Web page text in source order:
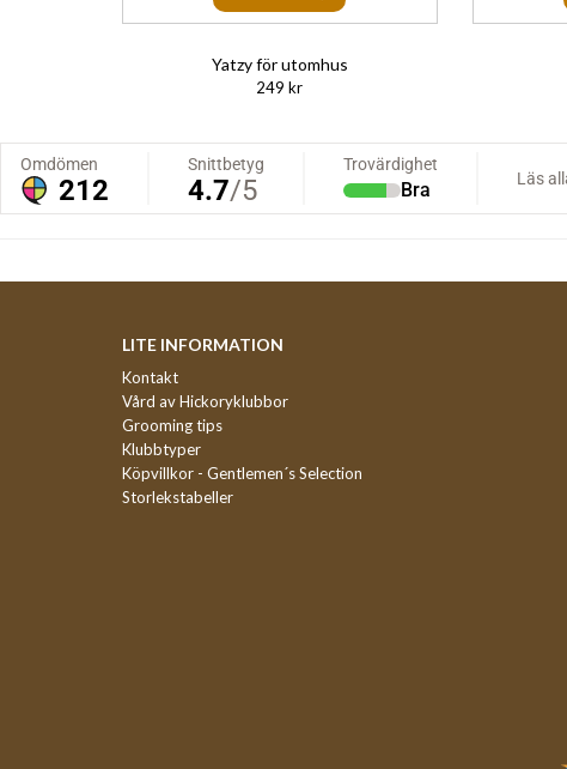
Yatzy för utomhus
249 kr
LITE INFORMATION
Kontakt
Vård av Hickoryklubbor
Grooming tips
Klubbtyper
Köpvillkor - Gentlemen´s Selection
Storlekstabeller